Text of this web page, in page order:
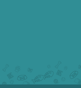
Tiki Cat 5+1